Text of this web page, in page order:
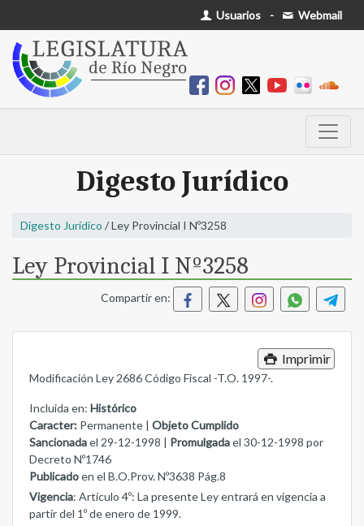
Usuarios - Webmail
Digesto Jurídico
Digesto Jurídico / Ley Provincial I Nº3258
Ley Provincial I Nº3258
Compartir en:
Imprimir
Modificación Ley 2686 Código Fiscal -T.O. 1997-.
Incluida en: Histórico
Caracter: Permanente | Objeto Cumplido
Sancionadael 29-12-1998 | Promulgadael 30-12-1998 por
Decreto Nº1746
Publicadoen el B.O.Prov. Nº3638 Pág.8
Vigencia: Artículo 4º: La presente Ley entrará en vigencia a
partir del 1º de enero de 1999.